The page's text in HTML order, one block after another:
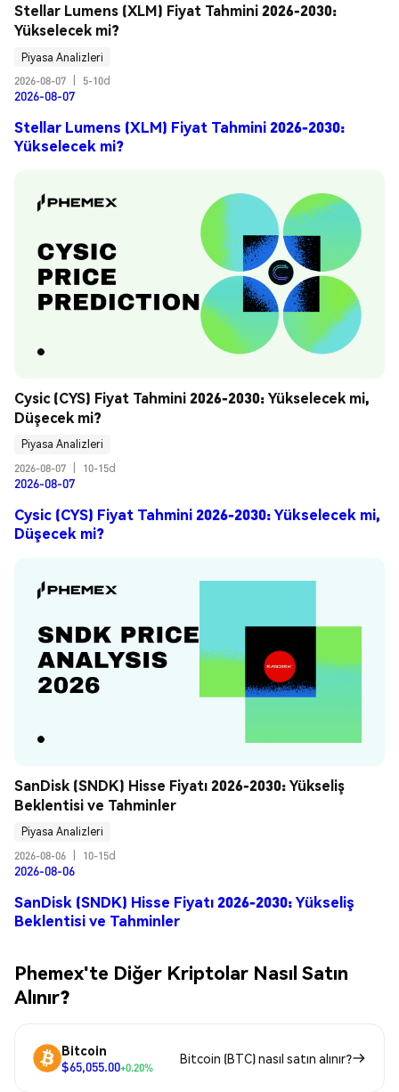
Stellar Lumens (XLM) Fiyat Tahmini 2026-2030:
Yükselecek mi?
Piyasa Analizleri
2026-08-07
5-10d
2026-08-07
Stellar Lumens (XLM) Fiyat Tahmini 2026-2030:
Yükselecek mi?
Cysic (CYS) Fiyat Tahmini 2026-2030: Yükselecek mi,
Düşecek mi?
Piyasa Analizleri
2026-08-07
10-15d
2026-08-07
Cysic (CYS) Fiyat Tahmini 2026-2030: Yükselecek mi,
Düşecek mi?
SanDisk (SNDK) Hisse Fiyatı 2026-2030: Yükseliş
Beklentisi ve Tahminler
Piyasa Analizleri
2026-08-06
10-15d
2026-08-06
SanDisk (SNDK) Hisse Fiyatı 2026-2030: Yükseliş
Beklentisi ve Tahminler
Phemex'te Diğer Kriptolar Nasıl Satın
Alınır?
Bitcoin
$65,055.00+0.20%
Bitcoin (BTC) nasıl satın alınır?